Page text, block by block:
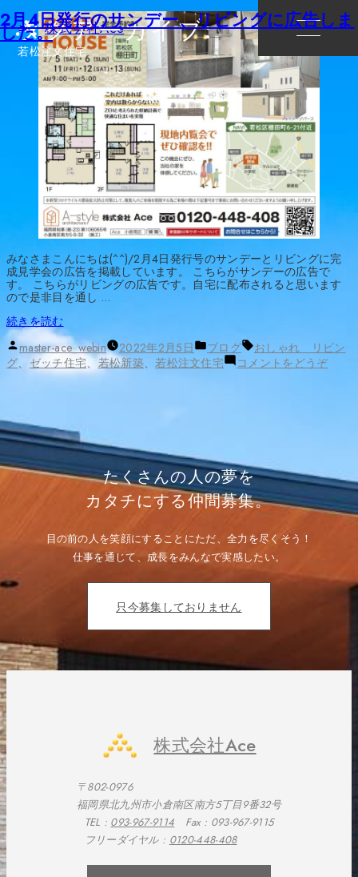
株式会社Ace
タグアーカイブ:
若松注文住宅
2月4日発行のサンデー、リビングに広告しま
した。
みなさまこんにちは(^^)/2月4日発行号のサンデーとリビングに完
成見学会の広告を掲載しています。 こちらがサンデーの広告で
す。 こちらがリビングの広告です。自宅に配布されると思います
ので是非目を通し …
“2
月
4
日
発
ン
デ
ー、
リ
ビ
し
た。”
続きを読む
投
稿
者:
master-ace_webin 2022年2月5日
カ
テ
ゴ
ブログ
タ
グ:
おしゃれ リビン
グ、 ゼッチ住宅、若松新築、若松注文住宅 コメントをどうぞ(2
月
デ
ー、
リ
ビ
告
し
たくさんの人の夢を
カタチにする仲間募集。
目の前の人を笑顔にすることにただ、全力を尽くそう！
仕事を通じて、成長をみんなで実感したい。
只今募集しておりません
株式会社Ace
〒802-0976
福岡県北九州市小倉南区南方5丁目9番32号
TEL : 093-967-9114 Fax : 093-967-9115
フリーダイヤル : 0120-448-408